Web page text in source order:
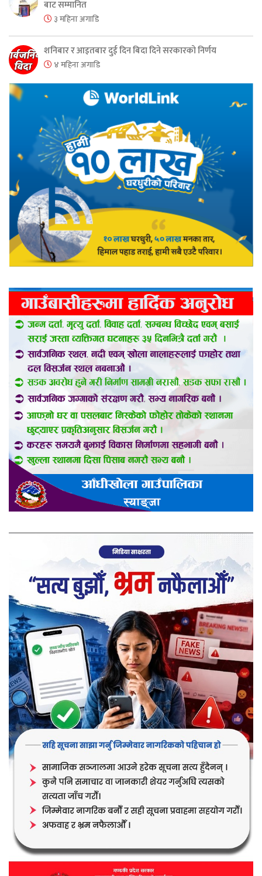
बाट सम्मानित
३ महिना अगाडि
शनिबार र आइतबार दुई दिन बिदा दिने सरकारको निर्णय
४ महिना अगाडि